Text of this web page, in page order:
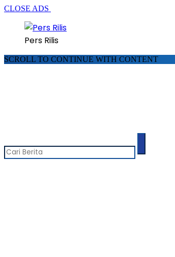
CLOSE ADS
Pers Rilis
SCROLL TO CONTINUE WITH CONTENT